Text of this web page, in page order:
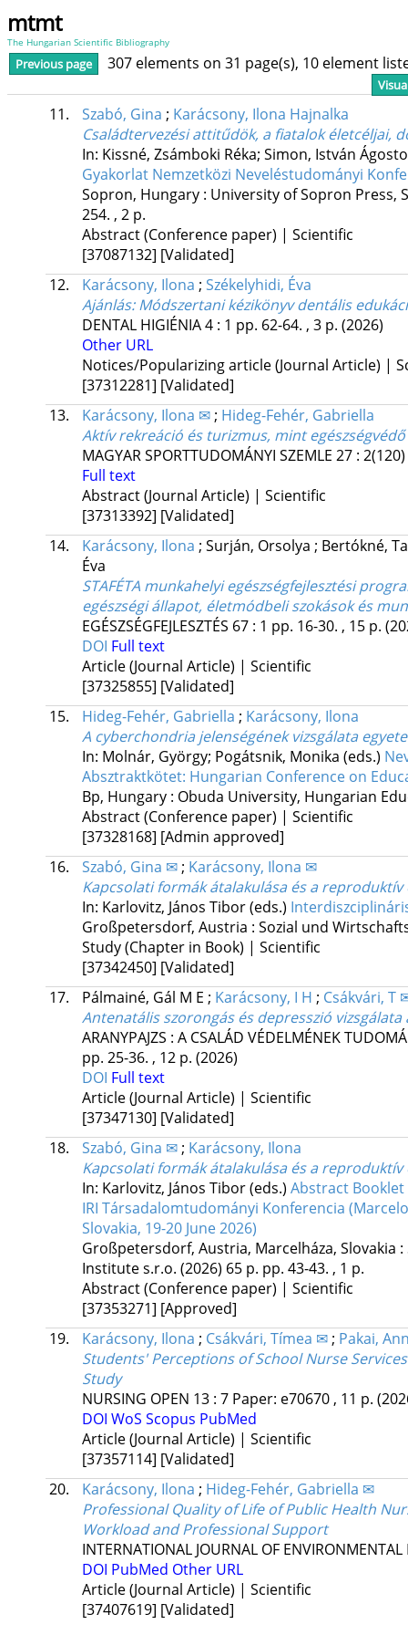
mtmt
The Hungarian Scientific Bibliography
Previous page 307 elements on 31 page(s), 10 element
11. Szabó, Gina ; Karácsony, Ilona Hajnalka
Családtervezési attitűdök, a fiatalok életcéljai,
In: Kissné, Zsámboki Réka; Simon, István
Gyakorlat Nemzetközi Neveléstudományi
Sopron, Hungary : University of Sopron Press,
254. , 2 p.
Abstract (Conference paper) | Scientific
[37087132] [Validated]
12.
Karácsony, Ilona ; Székelyhidi, Éva
Ajánlás: Módszertani kézikönyv dentális
DENTAL HIGIÉNIA4: 1 pp. 62-64. , 3 p. (2026)
Other URL
Notices/Popularizing article (Journal Article) |
[37312281] [Validated]
13.
Karácsony, Ilona ✉; Hideg-Fehér, Gabriella
Aktív rekreáció és turizmus, mint
MAGYAR SPORTTUDOMÁNYI SZEMLE 27: 2(120)
Full text
Abstract (Journal Article) | Scientific
[37313392] [Validated]
14.
Karácsony, Ilona ; Surján, Orsolya ; Bertókné,
Éva
STAFÉTA munkahelyi egészségfejlesztési
egészségi állapot, életmódbeli szokások és
EGÉSZSÉGFEJLESZTÉS 67: 1 pp. 16-30. , 15 p.
DOI Full text
Article (Journal Article) | Scientific
[37325855] [Validated]
15.
Hideg-Fehér, Gabriella ; Karácsony, Ilona
A cyberchondria jelenségének vizsgálata
In: Molnár, György; Pogátsnik, Monika (eds.)
Absztraktkötet: Hungarian Conference on
Bp, Hungary : Obuda University, Hungarian
Abstract (Conference paper) | Scientific
[37328168] [Admin approved]
16.
Szabó, Gina ✉; Karácsony, Ilona ✉
Kapcsolati formák átalakulása és a
In: Karlovitz, János Tibor (eds.)
Großpetersdorf, Austria : Sozial und
Study (Chapter in Book) | Scientific
[37342450] [Validated]
17.
Pálmainé, Gál M E ; Karácsony, I H ; Csákvári, T
Antenatális szorongás és depresszió
ARANYPAJZS : A CSALÁD VÉDELMÉNEK
pp. 25-36. , 12 p. (2026)
DOI Full text
Article (Journal Article) | Scientific
[37347130] [Validated]
18.
Szabó, Gina ✉; Karácsony, Ilona
Kapcsolati formák átalakulása és a
In: Karlovitz, János Tibor (eds.) Abstract Booklet
IRI Társadalomtudományi Konferencia
Slovakia, 19-20 June 2026)
Großpetersdorf, Austria, Marcelháza, Slovakia :
Institute s.r.o. (2026) 65 p. pp. 43-43. , 1 p.
Abstract (Conference paper) | Scientific
[37353271] [Approved]
19.
Karácsony, Ilona ; Csákvári, Tímea ✉; Pakai,
Students' Perceptions of School Nurse
Study
NURSING OPEN 13: 7 Paper: e70670 , 11 p.
DOI WoS Scopus PubMed
Article (Journal Article) | Scientific
[37357114] [Validated]
20.
Karácsony, Ilona ; Hideg-Fehér, Gabriella ✉
Professional Quality of Life of Public Health
Workload and Professional Support
INTERNATIONAL JOURNAL OF
DOI PubMed Other URL
Article (Journal Article) | Scientific
[37407619] [Validated]